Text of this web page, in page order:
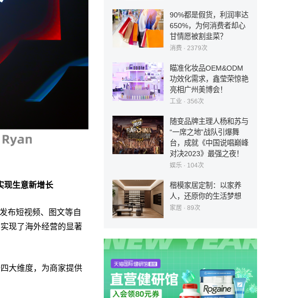
现生意新增长
布短视频、图文等自
现了海外经营的显著
大维度，为商家提供
90%都是假货，利润率达
650%，为何消费者却心
甘情愿被割韭菜？
消费 · 2379次
瞄准化妆品OEM&ODM
功效化需求，鑫莹荣惊艳
亮相广州美博会！
工业 · 356次
随变品牌主理人杨和苏与
“一席之地”战队引爆舞
台，成就《中国说唱巅峰
对决2023》最强之夜！
娱乐 · 104次
楷模家居定制：以家养
人，还原你的生活梦想
家居 · 89次